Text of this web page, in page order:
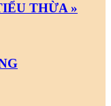
THỪA »